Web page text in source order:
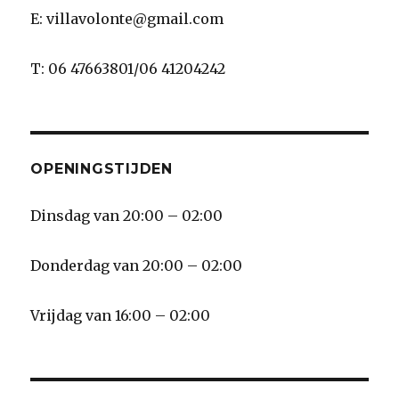
E: villavolonte@gmail.com
T: 06 47663801/06 41204242
OPENINGSTIJDEN
Dinsdag van 20:00 – 02:00
Donderdag van 20:00 – 02:00
Vrijdag van 16:00 – 02:00